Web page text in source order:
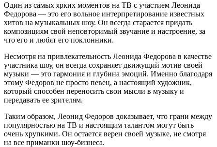
Один из самых ярких моментов на ТВ с участием Леонида
Федорова — это его вольное интерпретирование известных
хитов на музыкальных шоу. Он всегда старается придать
композициям свой неповторимый звучание и настроение, за
что его и любят его поклонники.
Несмотря на привлекательность Леонида Федорова в качестве
участника шоу, он всегда сохраняет движущий мотив своей
музыки — это гармония и глубина эмоций. Именно благодаря
этому Федоров не просто певец, а настоящий художник,
который способен переносить свои мысли в музыку и
передавать ее зрителям.
Таким образом, Леонид Федоров доказывает, что грани между
популярностью на ТВ и настоящим талантом могут быть
очень хрупкими. Он остается верен своей музыке, не смотря
на все приманки шоу-бизнеса.